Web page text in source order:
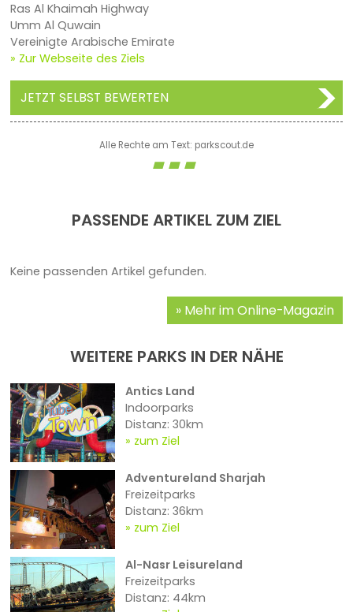
Ras Al Khaimah Highway
Umm Al Quwain
Vereinigte Arabische Emirate
» Zur Webseite des Ziels
JETZT SELBST BEWERTEN
Alle Rechte am Text: parkscout.de
PASSENDE ARTIKEL ZUM ZIEL
Keine passenden Artikel gefunden.
Mehr im Online-Magazin
WEITERE PARKS IN DER NÄHE
Antics Land
Indoorparks
Distanz: 30km
zum Ziel
Adventureland Sharjah
Freizeitparks
Distanz: 36km
zum Ziel
Al-Nasr Leisureland
Freizeitparks
Distanz: 44km